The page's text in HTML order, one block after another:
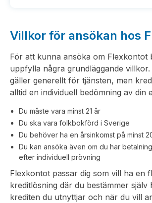
Villkor för ansökan hos
För att kunna ansöka om Flexkontot
uppfylla några grundläggande
gäller generellt för tjänsten, men
alltid en individuell bedömning av din
Du måste vara minst 21 år
Du ska vara folkbokförd i Sverige
Du behöver ha en årsinkomst på minst
Du kan ansöka även om du har
efter individuell prövning
Flexkontot passar dig som vill ha en
kreditlösning där du bestämmer själv
krediten du utnyttjar och när du vill